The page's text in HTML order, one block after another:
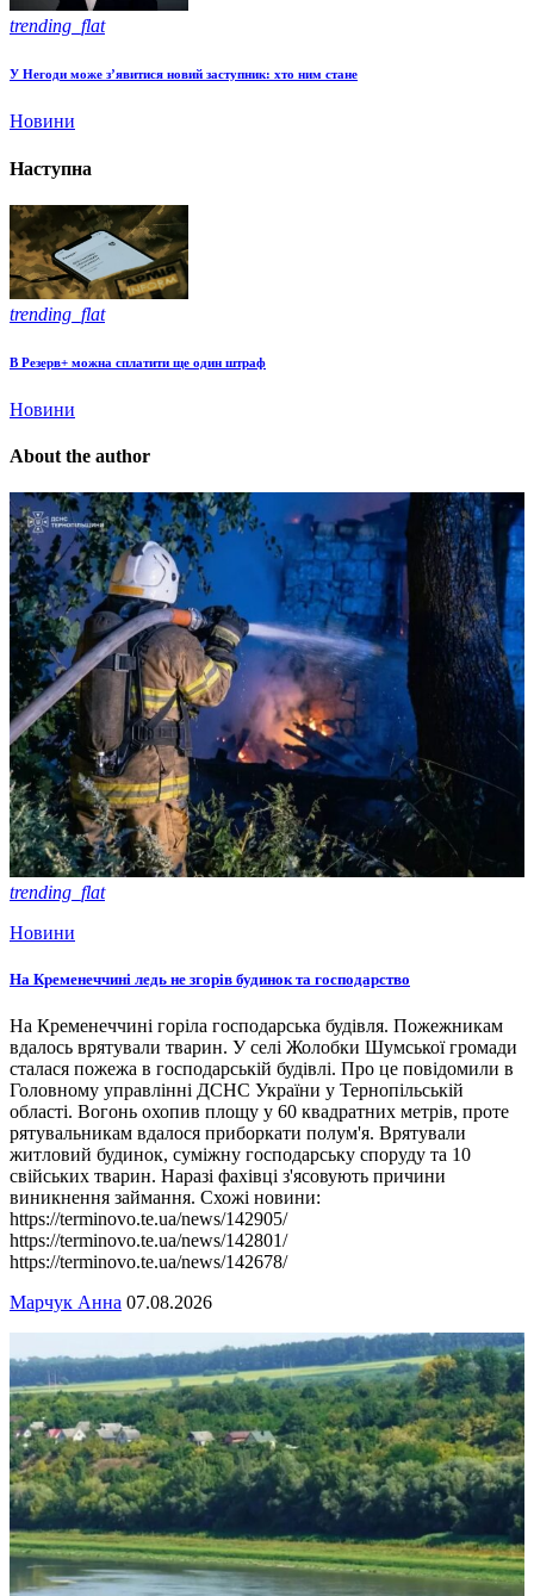
trending_flat
У Негоди може з’явитися новий заступник: хто ним стане
Новини
Наступна
trending_flat
В Резерв+ можна сплатити ще один штраф
Новини
About the author
trending_flat
Новини
На Кременеччині ледь не згорів будинок та господарство
На Кременеччині горіла господарська будівля. Пожежникам
вдалось врятували тварин. У селі Жолобки Шумської громади
сталася пожежа в господарській будівлі. Про це повідомили в
Головному управлінні ДСНС України у Тернопільській
області. Вогонь охопив площу у 60 квадратних метрів, проте
рятувальникам вдалося приборкати полум'я. Врятували
житловий будинок, суміжну господарську споруду та 10
свійських тварин. Наразі фахівці з'ясовують причини
виникнення займання. Схожі новини:
https://terminovo.te.ua/news/142905/
https://terminovo.te.ua/news/142801/
https://terminovo.te.ua/news/142678/
Марчук Анна 07.08.2026